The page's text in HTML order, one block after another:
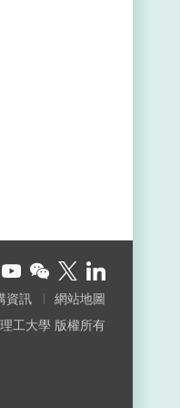
資訊
網站地圖
工大學 版權所有